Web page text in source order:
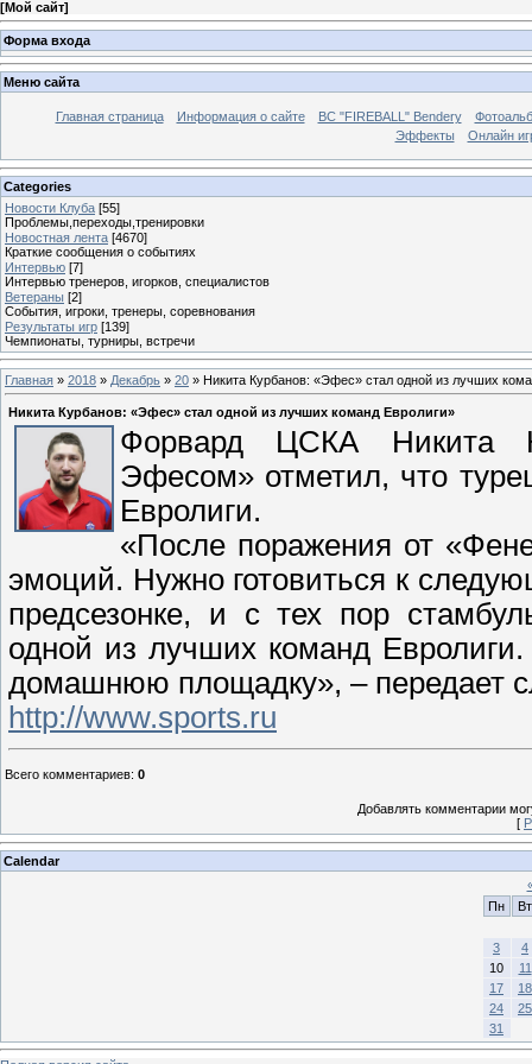
[Мой сайт]
Форма входа
Меню сайта
Главная страница Информация о сайте BC "FIREBALL" Bendery
Эффекты
Онлайн
Categories
Новости Клуба [55]
Проблемы,переходы,тренировки
Новостная лента [4670]
Краткие сообщения о событиях
Интервью [7]
Интервью тренеров, игорков, специалистов
Ветераны [2]
События, игроки, тренеры, соревнования
Результаты игр [139]
Чемпионаты, турниры, встречи
Главная » 2018 » Декабрь » 20 » Никита Курбанов: «Эфес» стал одной из лучших
Никита Курбанов: «Эфес» стал одной из лучших команд Евролиги»
Форвард ЦСКА Никита
Эфесом» отметил, что
Евролиги.
«После поражения от
эмоций. Нужно готовиться к
предсезонке, и с тех пор
одной из лучших команд
домашнюю площадку», – передает
http://www.sports.ru
Всего комментариев: 0
Добавлять комментарии
[
Calendar
Пн
Вт
3
4
10
11
17
18
24
25
31